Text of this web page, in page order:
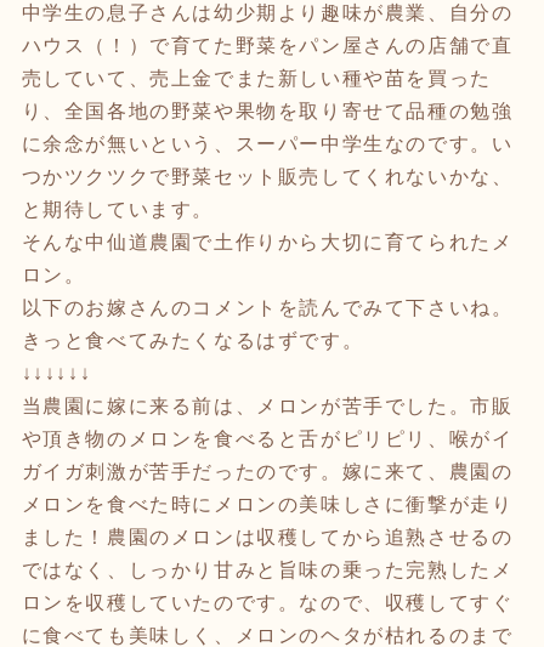
中学生の息子さんは幼少期より趣味が農業、自分の
ハウス（！）で育てた野菜をパン屋さんの店舗で直
売していて、売上金でまた新しい種や苗を買った
り、全国各地の野菜や果物を取り寄せて品種の勉強
に余念が無いという、スーパー中学生なのです。い
つかツクツクで野菜セット販売してくれないかな、
と期待しています。
そんな中仙道農園で土作りから大切に育てられたメ
ロン。
以下のお嫁さんのコメントを読んでみて下さいね。
きっと食べてみたくなるはずです。
↓↓↓↓↓↓
当農園に嫁に来る前は、メロンが苦手でした。市販
や頂き物のメロンを食べると舌がピリピリ、喉がイ
ガイガ刺激が苦手だったのです。嫁に来て、農園の
メロンを食べた時にメロンの美味しさに衝撃が走り
ました！農園のメロンは収穫してから追熟させるの
ではなく、しっかり甘みと旨味の乗った完熟したメ
ロンを収穫していたのです。なので、収穫してすぐ
に食べても美味しく、メロンのヘタが枯れるのまで